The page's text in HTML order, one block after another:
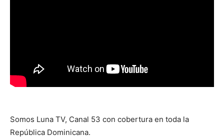
Somos Luna TV, Canal 53 con cobertura en toda la
República Dominicana.